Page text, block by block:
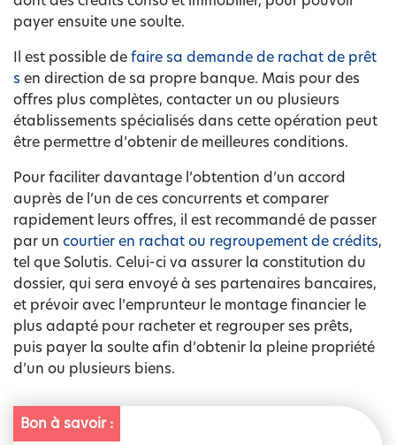
payer ensuite une soulte.
Il est possible defaire sa demande de rachat de prêt
s en direction de sa propre banque. Mais pour des
offres plus complètes, contacter un ou plusieurs
établissements spécialisés dans cette opération peut
être permettre d’obtenir de meilleures conditions.
Pour faciliter davantage l’obtention d’un accord
auprès de l’un de ces concurrents et comparer
rapidement leurs offres, il est recommandé de passer
par un courtier en rachat ou regroupement de crédits,
tel que Solutis. Celui-ci va assurer la constitution du
dossier, qui sera envoyé à ses partenaires bancaires,
et prévoir avec l’emprunteur le montage financier le
plus adapté pour racheter et regrouper ses prêts,
puis payer la soulte afin d’obtenir la pleine propriété
d’un ou plusieurs biens.
Bon à savoir :